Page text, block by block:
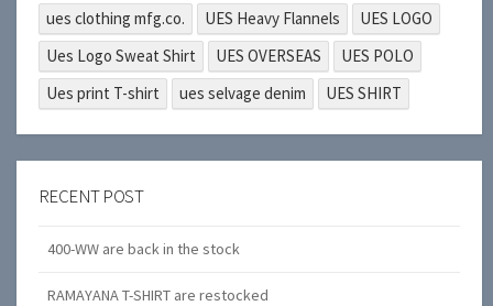
ues clothing mfg.co.
UES Heavy Flannels
UES LOGO
Ues Logo Sweat Shirt
UES OVERSEAS
UES POLO
Ues print T-shirt
ues selvage denim UES SHIRT
RECENT POST
400-WW are back in the stock
RAMAYANA T-SHIRT are restocked